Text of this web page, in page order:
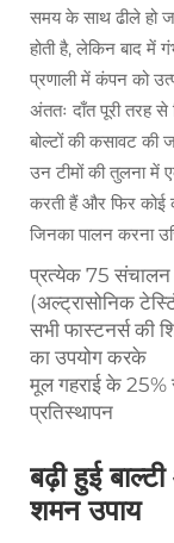
समय के साथ ढीले हो
होती है, लेकिन बाद में
प्रणाली में कंपन को
अंततः दाँत पूरी तरह से
बोल्टों की कसावट की
उन टीमों की तुलना में
करती हैं और फिर
जिनका पालन करना
प्रत्येक 75 संचालन
(अल्ट्रासोनिक
सभी फास्टनर्स की
का उपयोग करके
मूल गहराई के 25%
प्रतिस्थापन
बढ़ी हुई
शमन उपाय